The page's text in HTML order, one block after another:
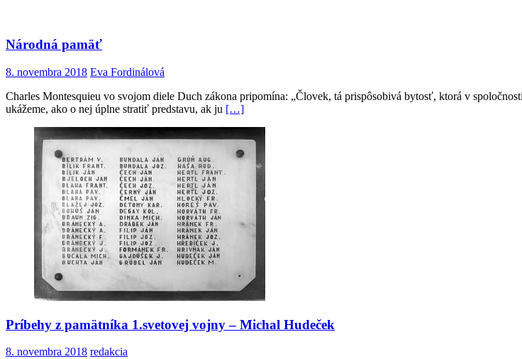
Národná pamäť
8. novembra 2018 Eva Fordinálová
Charles Montesquieu vo svojom diele Duch zákona pripomína: „Človek, tá prispôsobivá bytosť, ktorá v
ukážeme, ako o nej úplne stratiť predstavu, ak ju […]
Príbehy z pamätníka 1.svetovej vojny – Michal Hudeček
8. novembra 2018 redakcia